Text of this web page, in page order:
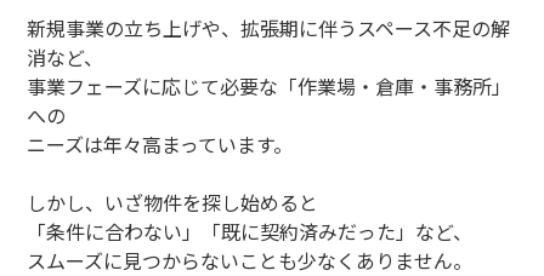
新規事業の立ち上げや、拡張期に伴うスペース不足の解
消など、
事業フェーズに応じて必要な「作業場・倉庫・事務所」
への
ニーズは年々高まっています。
しかし、いざ物件を探し始めると
「条件に合わない」「既に契約済みだった」など、
スムーズに見つからないことも少なくありません。